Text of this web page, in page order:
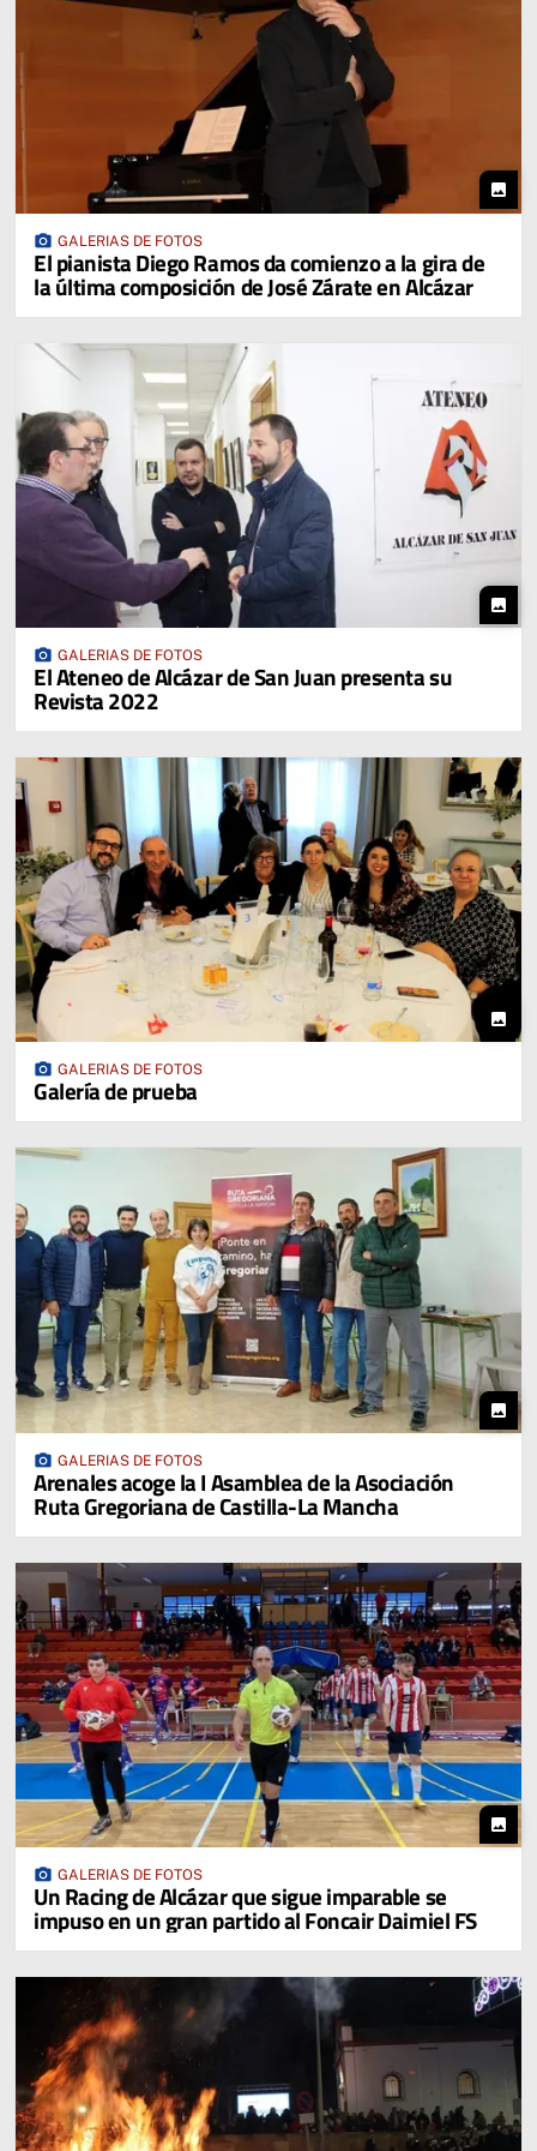
photo
photo_camera GALERIAS DE FOTOS
El pianista Diego Ramos da comienzo a la gira de
la última composición de José Zárate en Alcázar
photo
photo_camera GALERIAS DE FOTOS
El Ateneo de Alcázar de San Juan presenta su
Revista 2022
photo
photo_camera GALERIAS DE FOTOS
Galería de prueba
photo
photo_camera GALERIAS DE FOTOS
Arenales acoge la I Asamblea de la Asociación
Ruta Gregoriana de Castilla-La Mancha
photo
photo_camera GALERIAS DE FOTOS
Un Racing de Alcázar que sigue imparable se
impuso en un gran partido al Foncair Daimiel FS